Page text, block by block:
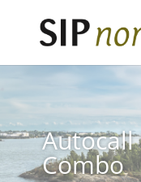
Autocall
Combo